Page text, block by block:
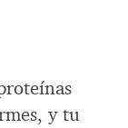
y tu